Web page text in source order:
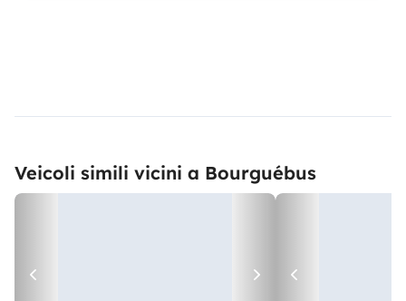
Veicoli simili vicini a Bourguébus